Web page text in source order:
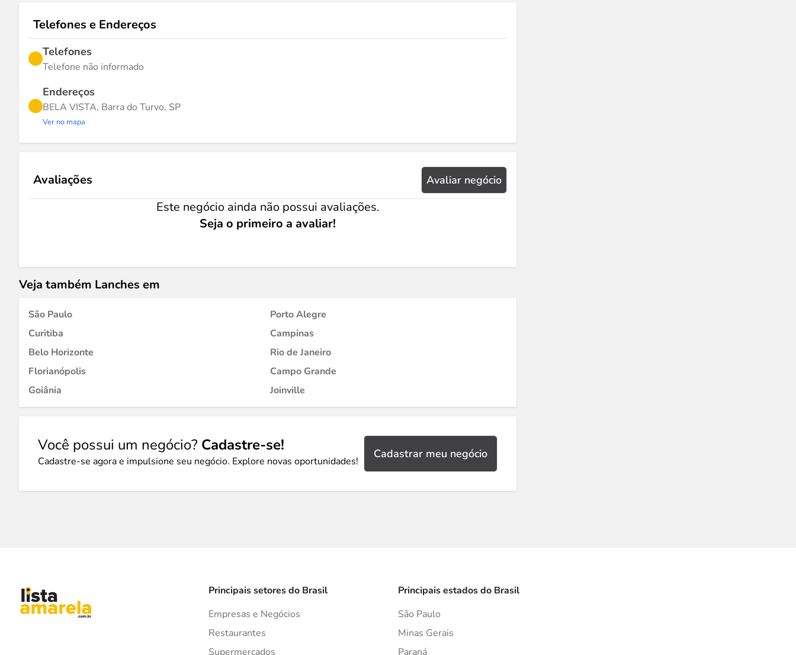
Telefones e Endereços
Telefones
Telefone não informado
Endereços
BELA VISTA, Barra do Turvo, SP
Ver no mapa
Avaliações Avaliar negócio
Este negócio ainda não possui avaliações.
Seja o primeiro a avaliar!
Veja também Lanches em
São Paulo
Porto Alegre
Curitiba
Campinas
Belo Horizonte
Rio de Janeiro
Florianópolis
Campo Grande
Goiânia
Joinville
Você possui um negócio? Cadastre-se!
Cadastre-se agora e impulsione seu negócio. Explore novas oportunidades!
Cadastrar meu negócio
Principais setores do Brasil
Empresas e Negócios
Restaurantes
Supermercados
Principais estados do Brasil
São Paulo
Minas Gerais
Paraná